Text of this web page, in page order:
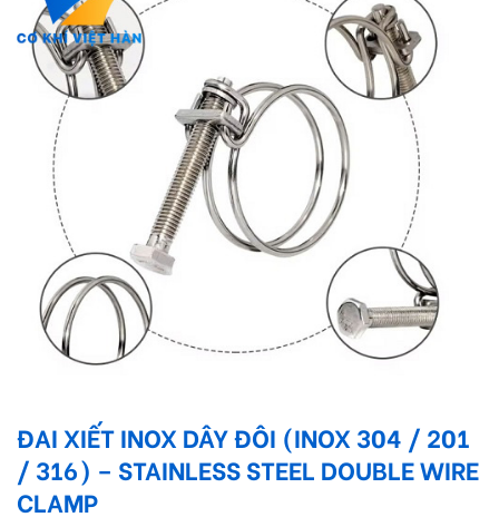
ĐAI XIẾT INOX DÂY ĐÔI (INOX 304 / 201
/ 316) – STAINLESS STEEL DOUBLE WIRE
CLAMP